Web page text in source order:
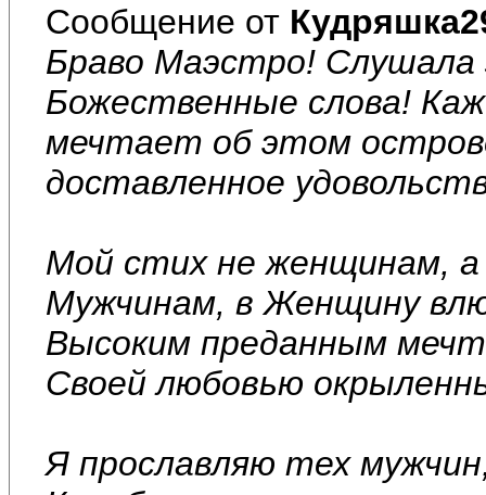
Сообщение от
Браво Маэстро! Слушала
Божественные слова!
мечтает об этом
доставленное
Мой стих не женщинам, а
Мужчинам, в Женщину
Высоким преданным
Своей любовью
Я прославляю тех